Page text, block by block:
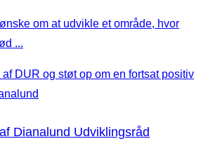
om at udvikle et område, hvor
...
Dianalund Udviklingsråd